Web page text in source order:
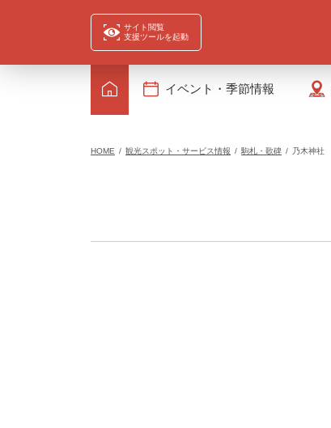
サイト閲覧
支援ツールを起動
イベント・季節情報
HOME 観光スポット・サービス情報 駒札・歌碑 乃木神社